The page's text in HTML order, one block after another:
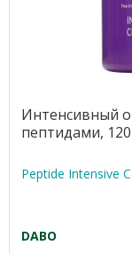
Интенсивный
пептидами,
Peptide Intensive
DABO